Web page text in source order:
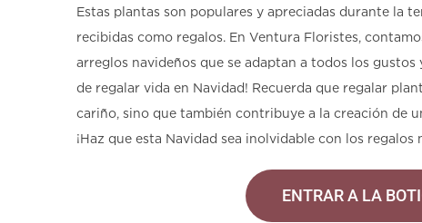
Estas plantas son populares y apreciadas durante la
recibidas como regalos. En Ventura Floristes,
arreglos navideños que se adaptan a todos los gustos
de regalar vida en Navidad! Recuerda que regalar
cariño, sino que también contribuye a la creación de
¡Haz que esta Navidad sea inolvidable con los
ENTRAR A LA